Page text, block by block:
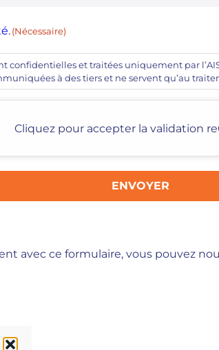
.(Nécessaire)
confidentielles et traitées uniquement par
à des tiers et ne servent qu’au
Cliquez pour accepter la validation
avec ce formulaire, vous pouvez